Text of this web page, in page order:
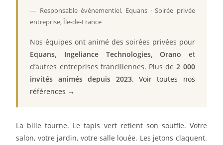
— Responsable événementiel, Equans · Soirée privée
entreprise, Île-de-France
Nos équipes ont animé des soirées privées pour
Equans, Ingeliance Technologies, Orano et
d’autres entreprises franciliennes. Plus de2 000
invités animés depuis 2023. Voir toutes nos
références →
La bille tourne. Le tapis vert retient son souffle. Votre
salon, votre jardin, votre salle louée. Les jetons claquent.